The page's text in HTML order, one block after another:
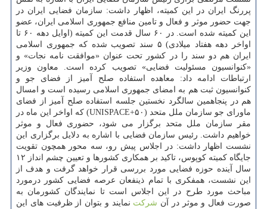
پررنگ ایران در این كمیته، اظهار داشت: سازمان فضایی ایران در
جهت حضور موثر و فعال و تامین منافع جمهوری اسلامی ایران، عضو
این كمیته شده است. در ۶۰ سال قدمت این كمیته (اوایل دهه ۶۰ تا
اواخر دهه هفتاد میلادی) ۵ سند تصویب شده كه جمهوری اسلامی
ایران هم دو سند را در كشور تحت عنوان «موافقت نامه نجات» و
«كنوانسیون مسئولیت فضایی» تصویب كرده است. معاون وزیر
ارتباطات ادامه داد: معاهده استفاده صلح آمیز از فضای جو و
كنوانسیون ثبت هم به امضای جمهوری اسلامی رسیده است و امسال
هم در پنجاهمین سالگرد نخستین جلسه استفاده صلح آمیز از فضای
ماورای جو سازمان ملل متحد (UNISPACE+۵۰) كه اواخر این ماه در
مقر سازمان ملل متحد برگزار می شود، حضوری فعال و موثر
خواهیم داشت. رئیس سازمان فضایی با اشاره به دلایل برگزاری این
نشست اظهار داشت: در اجلاس پیش رو، سه محور همچون تقویت
جایگاه كمیته كوپوس، تاكید بر همكاری كشورها و تعیین چشم انداز ۱۲
سال آینده حوزه فضایی مورد بررسی قرار خواهد گرفت و هدف از
این نشست، همفكری با تمام ذینفعان عرصه فضایی كشور درمورد
مباحث مورد طرح در این اجلاس است تا نمایندگان كشورمان به
صورت فعال و موثر در آن شركت نمایند و بتوان از ظرفیت های این